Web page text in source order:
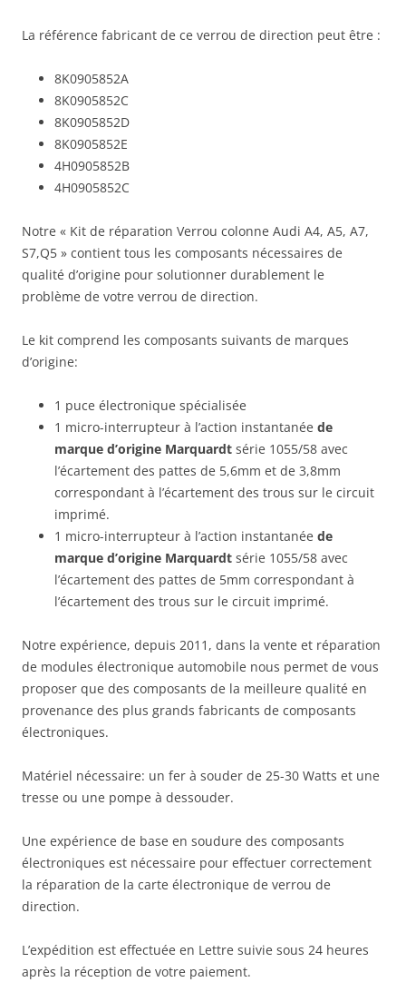
La référence fabricant de ce verrou de direction peut être :
8K0905852A
8K0905852C
8K0905852D
8K0905852E
4H0905852B
4H0905852C
Notre « Kit de réparation Verrou colonne Audi A4, A5, A7,
S7,Q5 » contient tous les composants nécessaires de
qualité d’origine pour solutionner durablement le
problème de votre verrou de direction.
Le kit comprend les composants suivants de marques
d’origine:
1 puce électronique spécialisée
1 micro-interrupteur à l’action instantanée de
marque d’origine Marquardt série 1055/58 avec
l’écartement des pattes de 5,6mm et de 3,8mm
correspondant à l’écartement des trous sur le circuit
imprimé.
1 micro-interrupteur à l’action instantanée de
marque d’origine Marquardt série 1055/58 avec
l’écartement des pattes de 5mm correspondant à
l’écartement des trous sur le circuit imprimé.
Notre expérience, depuis 2011, dans la vente et réparation
de modules électronique automobile nous permet de vous
proposer que des composants de la meilleure qualité en
provenance des plus grands fabricants de composants
électroniques.
Matériel nécessaire: un fer à souder de 25-30 Watts et une
tresse ou une pompe à dessouder.
Une expérience de base en soudure des composants
électroniques est nécessaire pour effectuer correctement
la réparation de la carte électronique de verrou de
direction.
L’expédition est effectuée en Lettre suivie sous 24 heures
après la réception de votre paiement.